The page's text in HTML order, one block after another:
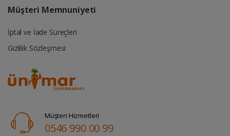
Müşteri Memnuniyeti
İptal ve İade Süreçleri
Gizlilik Sözleşmesi
Müşteri Hizmetleri
0546 990 00 99